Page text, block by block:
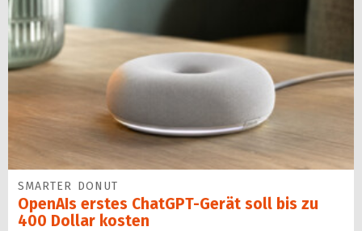
SMARTER DONUT
OpenAIs erstes ChatGPT-Gerät soll bis zu
400 Dollar kosten